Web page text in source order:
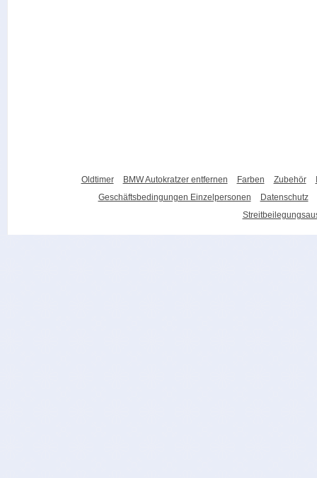
Oldtimer BMW Autokratzer entfernen Farben Zubehör
Geschäftsbedingungen Einzelpersonen
Datenschutz